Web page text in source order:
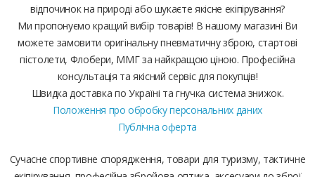
відпочинок на природі або шукаєте якісне екіпірування?
Ми пропонуємо кращий вибір товарів! В нашому магазині Ви
можете замовити оригінальну пневматичну зброю, стартові
пістолети, Флобери, ММГ за найкращою ціною. Професійна
консультація та якісний сервіс для покупців!
Швидка доставка по Україні та гнучка система знижок.
Положення про обробку персональних даних
Публічна оферта
Сучасне спортивне спорядження, товари для туризму, тактичне